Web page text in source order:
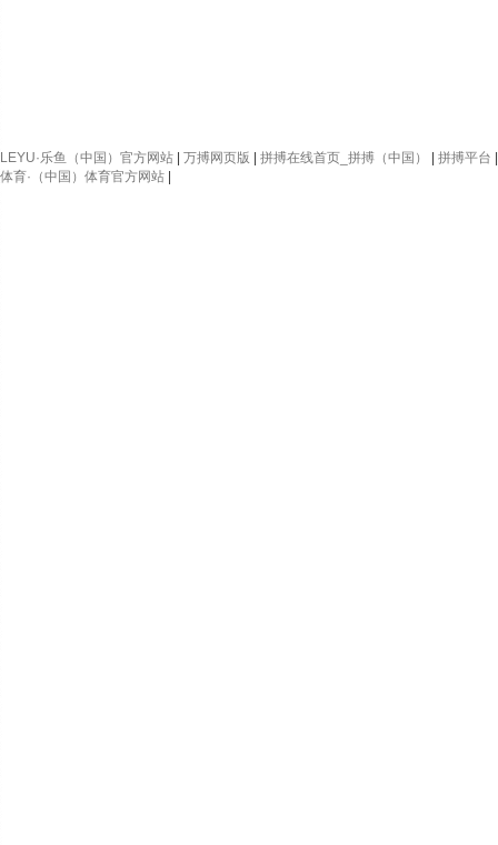
LEYU·乐鱼（中国）官方网站 万搏网页版 拼搏在线首页_拼搏（中国） 拼搏平台
体育·（中国）体育官方网站